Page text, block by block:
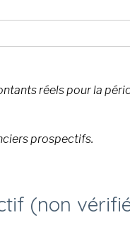
réels pour la
prospectifs.
(non